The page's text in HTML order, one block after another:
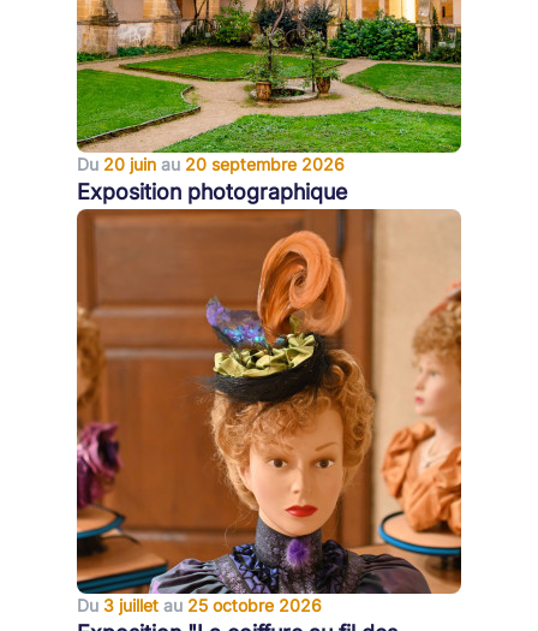
Du 20 juin au 20 septembre 2026
Exposition photographique
Du 3 juillet au 25 octobre 2026